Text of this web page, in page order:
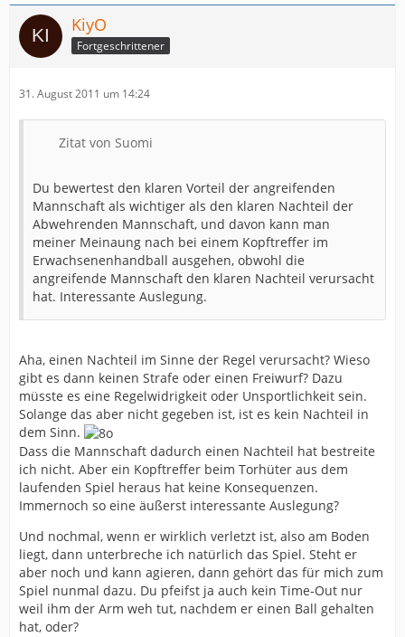
KiyO
Fortgeschrittener
31. August 2011 um 14:24
Zitat von Suomi
Du bewertest den klaren Vorteil der angreifenden
Mannschaft als wichtiger als den klaren Nachteil der
Abwehrenden Mannschaft, und davon kann man
meiner Meinaung nach bei einem Kopftreffer im
Erwachsenenhandball ausgehen, obwohl die
angreifende Mannschaft den klaren Nachteil verursacht
hat. Interessante Auslegung.
Aha, einen Nachteil im Sinne der Regel verursacht? Wieso
gibt es dann keinen Strafe oder einen Freiwurf? Dazu
müsste es eine Regelwidrigkeit oder Unsportlichkeit sein.
Solange das aber nicht gegeben ist, ist es kein Nachteil in
dem Sinn.
Dass die Mannschaft dadurch einen Nachteil hat bestreite
ich nicht. Aber ein Kopftreffer beim Torhüter aus dem
laufenden Spiel heraus hat keine Konsequenzen.
Immernoch so eine äußerst interessante Auslegung?
Und nochmal, wenn er wirklich verletzt ist, also am Boden
liegt, dann unterbreche ich natürlich das Spiel. Steht er
aber noch und kann agieren, dann gehört das für mich zum
Spiel nunmal dazu. Du pfeifst ja auch kein Time-Out nur
weil ihm der Arm weh tut, nachdem er einen Ball gehalten
hat, oder?